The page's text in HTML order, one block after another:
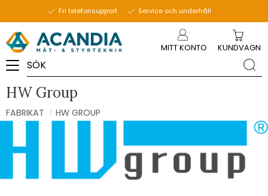
Fri telefonsupport Service och underhåll
MITT KONTO KUNDVAGN
HW Group
FABRIKAT HW GROUP